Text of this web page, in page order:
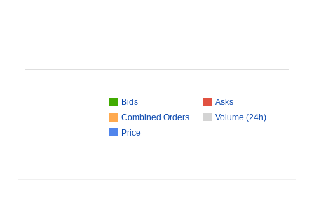
Bids
Asks
Combined Orders
Volume (24h)
Price